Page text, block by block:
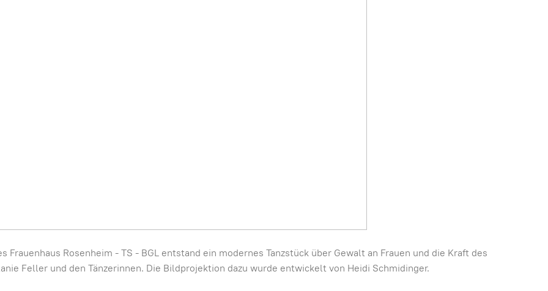
Rosenheim - TS - BGL entstand ein modernes Tanzstück über Gewalt an Frauen und die Kraft des
Feller und den Tänzerinnen. Die Bildprojektion dazu wurde entwickelt von Heidi Schmidinger.